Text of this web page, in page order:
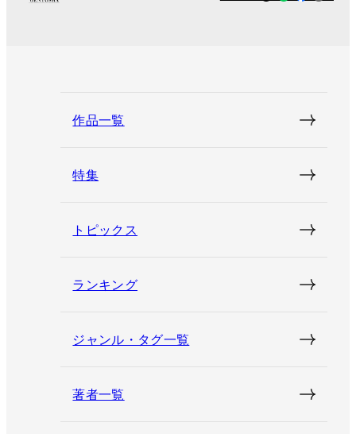
作品一覧
特集
トピックス
ランキング
ジャンル・タグ一覧
著者一覧